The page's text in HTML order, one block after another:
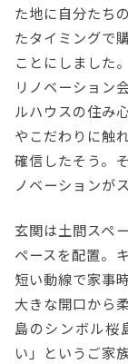
た地に自分たち
たタイミングで
ことにしました。
リノベーション
ルハウスの住み
やこだわりに触
確信したそう。
ノベーションが
玄関は土間スペ
ペースを配置。
短い動線で家事
大きな開口から
島のシンボル桜
い」というご家